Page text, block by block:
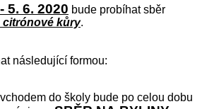
5. 6. 2020 bude probíhat sběr
kůry.
následující formou:
do školy bude po celou dobu